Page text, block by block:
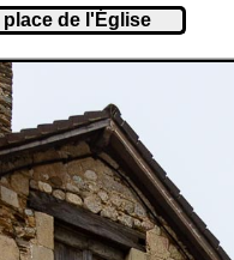
de l'Église